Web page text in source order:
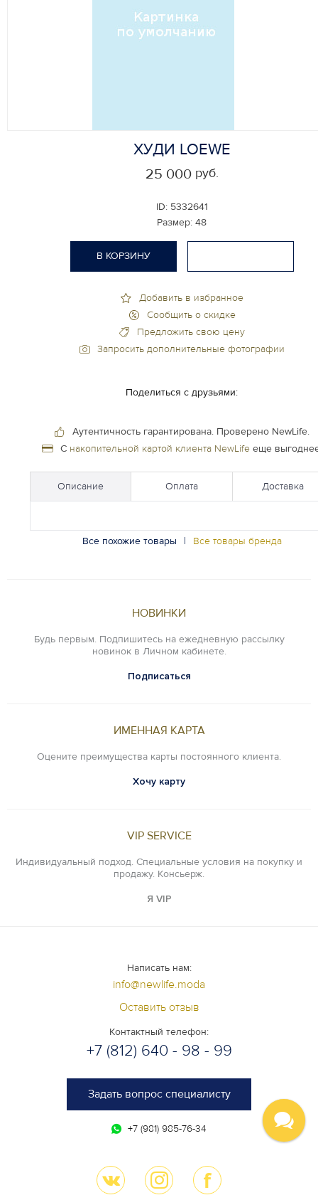
ХУДИ LOEWE
ID: 5332641
Размер: 48
25 000 руб.
Добавить в избранное
Сообщить о скидке
Предложить свою цену
Запросить дополнительные фотографии
В КОРЗИНУ
Поделиться с друзьями:
Аутентичность гарантирована. Проверено NewLife.
С накопительной картой клиента NewLifeеще
Описание Оплата Доставка
Все похожие товары | Все товары бренда
НОВИНКИ
Будь первым. Подпишитесь на ежедневную рассылку
новинок в Личном кабинете.
Подписаться
ИМЕННАЯ КАРТА
Оцените преимущества карты постоянного клиента.
Хочу карту
VIP SERVICE
Индивидуальный подход. Специальные условия на покупку и
продажу. Консьерж.
Я VIP
Написать нам:
info@newlife.moda
Оставить отзыв
Контактный телефон:
+7 (812) 640 - 98 - 99
Задать вопрос специалисту
+7 (981) 985-76-34